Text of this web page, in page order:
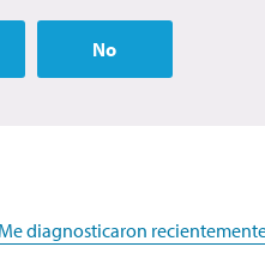
No
Me diagnosticaron